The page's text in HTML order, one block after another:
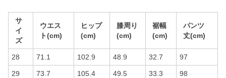
サ
イ
ズ
ウエス
ト(cm)
ヒップ
(cm)
膝周り
(cm)
裾幅
(cm)
パンツ
丈(cm)
28 71.1 102.9 48.9 32.7 97
29 73.7 105.4 49.5 33.3 98